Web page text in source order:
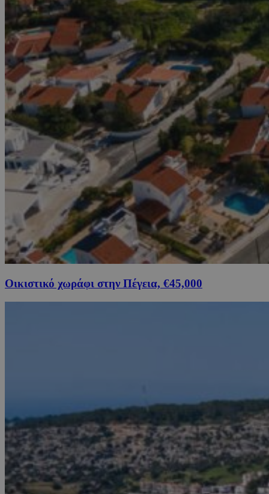
Οικιστικό χωράφι στην Πέγεια, €45,000